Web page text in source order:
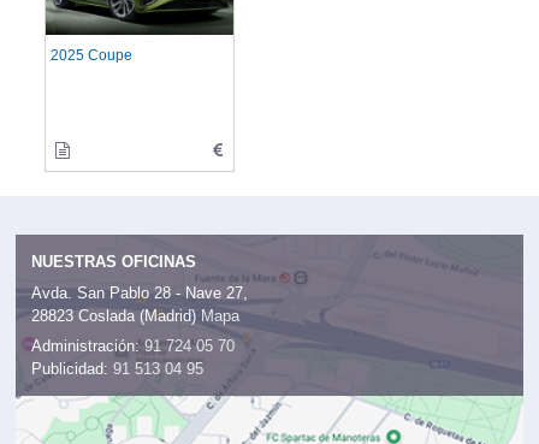
2025 Coupe
NUESTRAS OFICINAS
Avda. San Pablo 28 - Nave 27,
28823 Coslada (Madrid) Mapa
Administración: 91 724 05 70
Publicidad: 91 513 04 95